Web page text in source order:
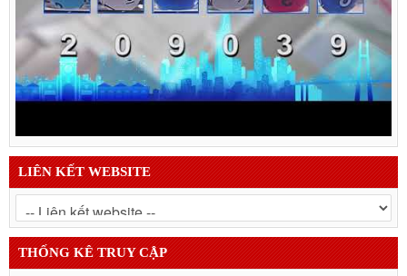
LIÊN KẾT WEBSITE
THỐNG KÊ TRUY CẬP